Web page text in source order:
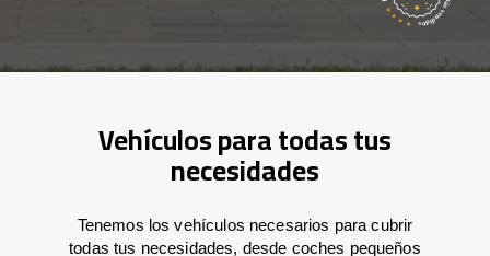
Vehículos para todas tus
necesidades
Tenemos los vehículos necesarios para cubrir
todas tus necesidades, desde coches pequeños